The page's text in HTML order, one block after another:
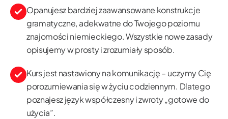
Opanujesz bardziej zaawansowane konstrukcje
gramatyczne, adekwatne do Twojego poziomu
znajomości niemieckiego. Wszystkie nowe zasady
opisujemy w prosty i zrozumiały sposób.
Kurs jest nastawiony na komunikację – uczymy Cię
porozumiewania się w życiu codziennym. Dlatego
poznajesz język współczesny i zwroty „gotowe do
użycia”.